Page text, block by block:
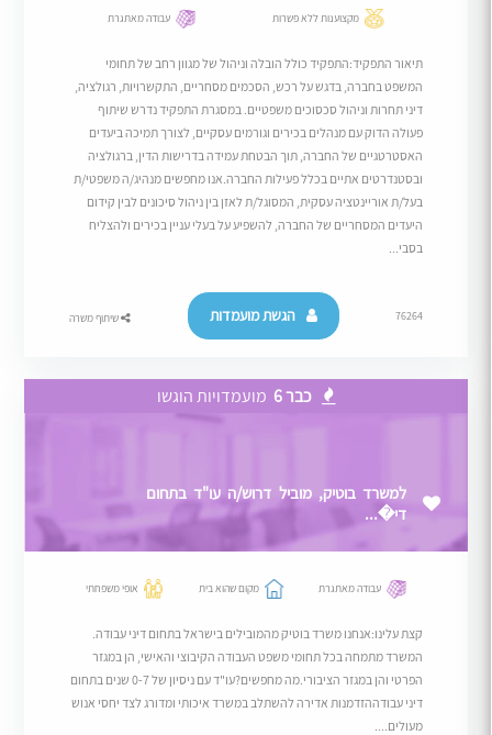
מקצוענות ללא פשרות עבודה מאתגרת
תיאור התפקיד:התפקיד כולל הובלה וניהול של מגוון רחב של תחומי
המשפט בחברה, בדגש על רכש, הסכמים מסחריים, התקשרויות, רגולציה,
דיני תחרות וניהול סכסוכים משפטיים. במסגרת התפקיד נדרש שיתוף
פעולה הדוק עם מנהלים בכירים וגורמים עסקיים, לצורך תמיכה ביעדים
האסטרטגיים של החברה, תוך הבטחת עמידה בדרישות הדין, ברגולציה
ובסטנדרטים אתיים בכלל פעילות החברה.אנו מחפשים מנהיג/ה משפטי/ת
בעל/ת אוריינטציה עסקית, המסוגל/ת לאזן בין ניהול סיכונים לבין קידום
היעדים המסחריים של החברה, להשפיע על בעלי עניין בכירים ולהצליח
בסבי...
76264 הגשת מועמדות שיתוף משרה
כבר 6 מועמדויות הוגשו
למשרד בוטיק, מוביל דרוש/ה עו"ד בתחום
די�...
עבודה מאתגרת מקום שהוא בית אופי משפחתי
קצת עלינו:אנחנו משרד בוטיק מהמובילים בישראל בתחום דיני עבודה.
המשרד מתמחה בכל תחומי משפט העבודה הקיבוצי והאישי, הן במגזר
הפרטי והן במגזר הציבורי.מה מחפשים?עו"ד עם ניסיון של 0-7 שנים בתחום
דיני עבודההזדמנות אדירה להשתלב במשרד איכותי ומדורג לצד יחסי אנוש
מעולים....